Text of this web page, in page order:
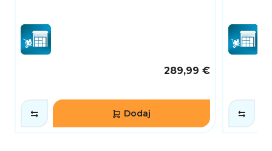
289,99 €
Dodaj